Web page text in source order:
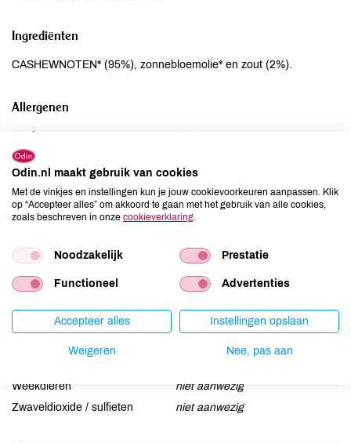
Ingrediënten
CASHEWNOTEN* (95%), zonnebloemolie* en zout (2%).
Allergenen
Ei
Gluten
kan bevatten
Lactose
kan bevatten
Lupine
niet aanwezig
Noten
aanwezig
Schaaldieren
niet aanwezig
kan bevatten
kan bevatten
Weekdieren
niet aanwezig
Zwaveldioxide / sulfieten
niet aanwezig
Odin.nl maakt gebruik van cookies
Met de vinkjes en instellingen kun je jouw cookievoorkeuren aanpassen. Klik
op “Accepteer alles” om akkoord te gaan met het gebruik van alle cookies,
zoals beschreven in onze cookieverklaring
Noodzakelijk Prestatie
Functioneel Advertenties
Accepteer alles Instellingen opslaan
Weigeren Nee, pas aan